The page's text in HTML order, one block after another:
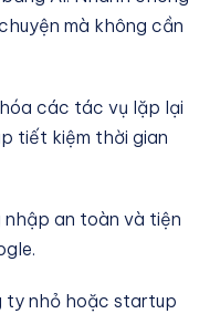
mà không cần
các tác vụ lặp lại
tiết kiệm thời gian
nhập an toàn và tiện
ty nhỏ hoặc startup